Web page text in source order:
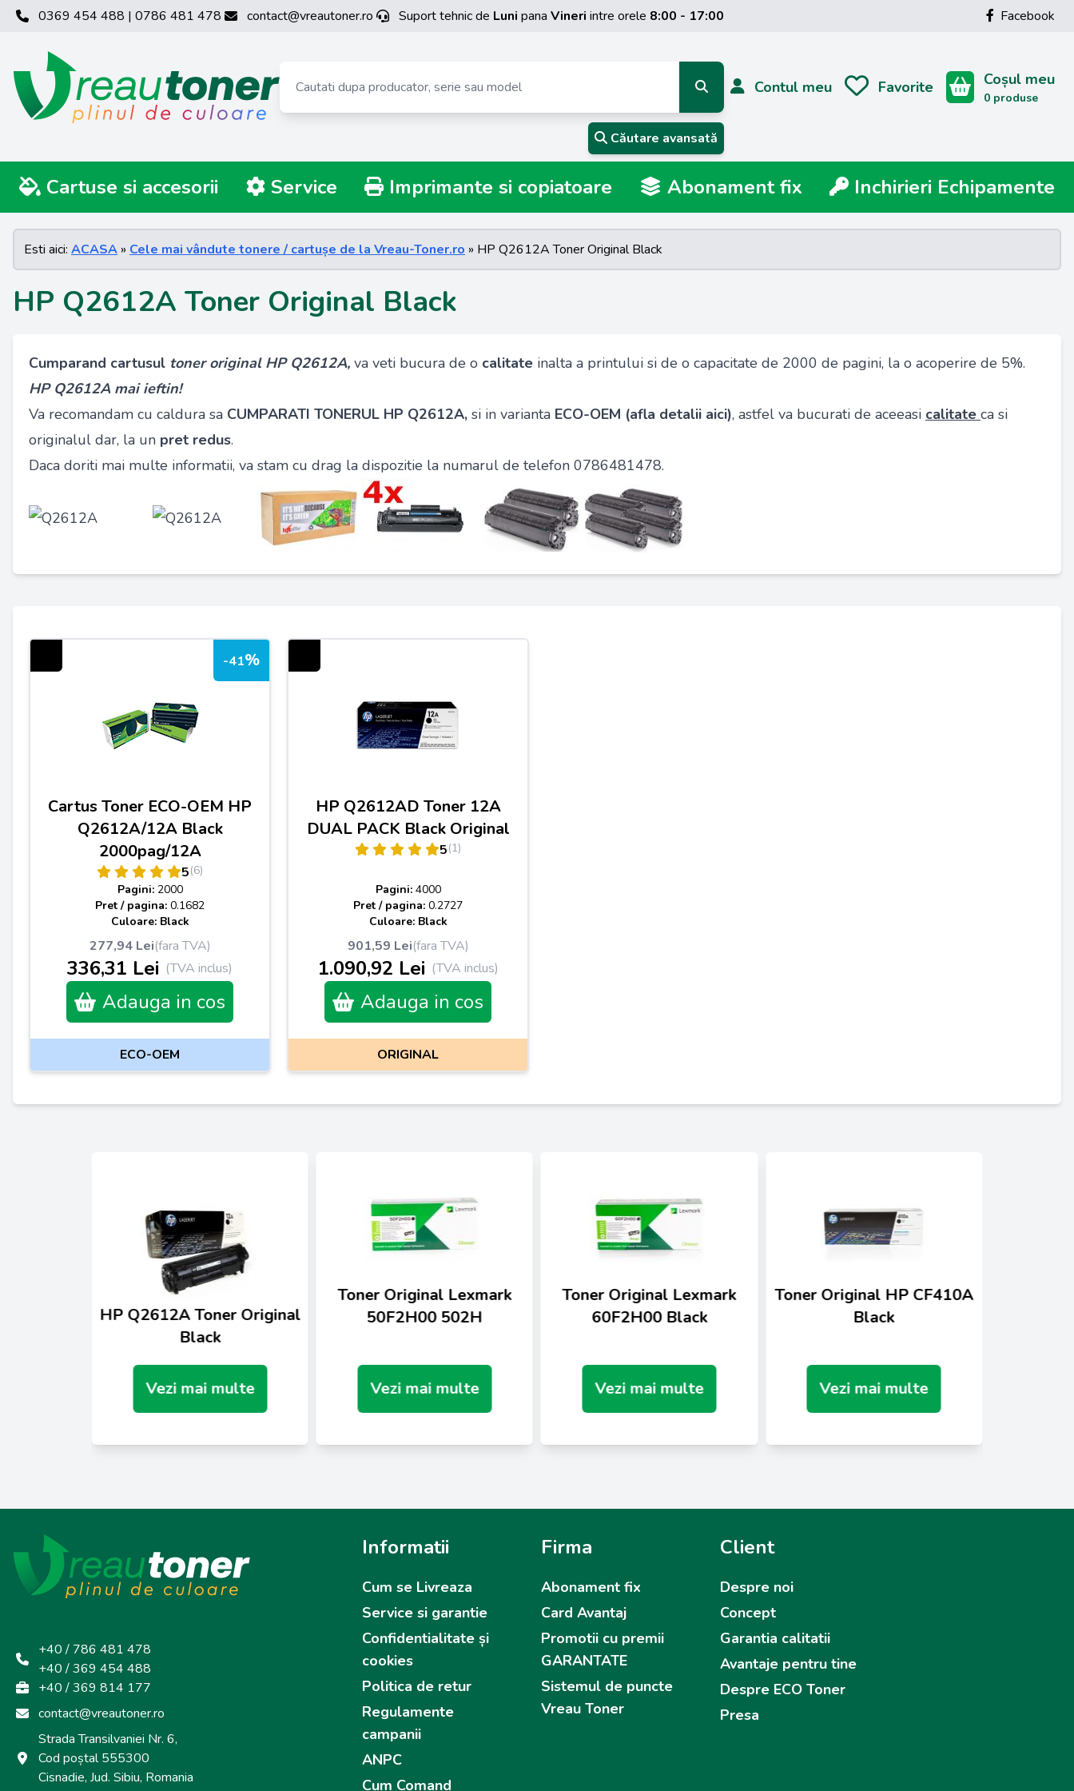
0369 454 488 | 0786 481 478 contact@vreautoner.ro Suport tehnic de Luni pana Vineri intre orele 8:00 - 17:00 Facebook
Căutare avansată
Contul meu Favorite Coșul meu
0 produse
Cartuse si accesorii Service Imprimante si copiatoare Abonament fix Inchirieri Echipamente
Esti aici: ACASA » Cele mai vândute tonere / cartușe de la Vreau-Toner.ro » HP Q2612A Toner Original Black
HP Q2612A Toner Original Black
Cumparand cartusul toner original HP Q2612A, va veti bucura de o calitate inalta a printului si de o capacitate de 2000 de pagini, la o acoperire de 5%.
HP Q2612A mai ieftin!
Va recomandam cu caldura sa CUMPARATI TONERUL HP Q2612A, si in varianta ECO-OEM (afla detalii aici), astfel va bucurati de aceeasi calitate ca si
originalul dar, la un pret redus.
Daca doriti mai multe informatii, va stam cu drag la dispozitie la numarul de telefon 0786481478.
-41%
Cartus Toner ECO-OEM HP
Q2612A/12A Black
2000pag/12A
5(6)
Pagini: 2000
Pret / pagina: 0.1682
Culoare: Black
277,94 Lei(fara TVA)
336,31 Lei (TVA inclus)
Adauga in cos
ECO-OEM
HP Q2612AD Toner 12A
DUAL PACK Black Original
5(1)
Pagini: 4000
Pret / pagina: 0.2727
Culoare: Black
901,59 Lei(fara TVA)
1.090,92 Lei (TVA inclus)
Adauga in cos
ORIGINAL
HP Q2612A Toner Original
Black
Vezi mai multe
Toner Original Lexmark
50F2H00 502H
Vezi mai multe
Toner Original Lexmark
60F2H00 Black
Vezi mai multe
Toner Original HP CF410A
Black
Vezi mai multe
+40 / 786 481 478
+40 / 369 454 488
+40 / 369 814 177
contact@vreautoner.ro
Strada Transilvaniei Nr. 6,
Cod poștal 555300
Cisnadie, Jud. Sibiu, Romania
Informatii
Cum se Livreaza
Service si garantie
Confidentialitate și
cookies
Politica de retur
Regulamente
campanii
ANPC
Cum Comand
Firma
Abonament fix
Card Avantaj
Promotii cu premii
GARANTATE
Sistemul de puncte
Vreau Toner
Client
Despre noi
Concept
Garantia calitatii
Avantaje pentru tine
Despre ECO Toner
Presa